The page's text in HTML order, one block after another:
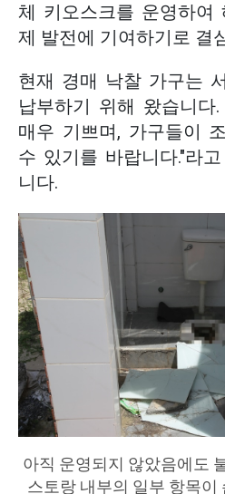
체 키오스크를 운영하여
제 발전에 기여하기로 결
현재 경매 낙찰 가구는
납부하기 위해 왔습니다
매우 기쁘며, 가구들이
수 있기를 바랍니다."라
니다.
아직 운영되지 않았음에도
스토랑 내부의 일부 항목이